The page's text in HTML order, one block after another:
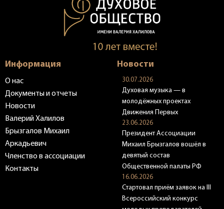
Информация
О нас
Документы и отчеты
Новости
Валерий Халилов
Брызгалов Михаил
Аркадьевич
Членство в ассоциации
Контакты
Новости
30.07.2026
Духовая музыка — в
молодёжных проектах
Движения Первых
23.06.2026
Президент Ассоциации
Михаил Брызгалов вошёл в
девятый состав
Общественной палаты РФ
16.06.2026
Стартовал приём заявок на III
Всероссийский конкурс